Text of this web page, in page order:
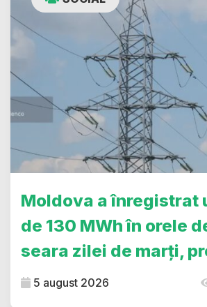
Moldova a înregistrat
de 130 MWh în orele
seara zilei de marți,
5 august 2026